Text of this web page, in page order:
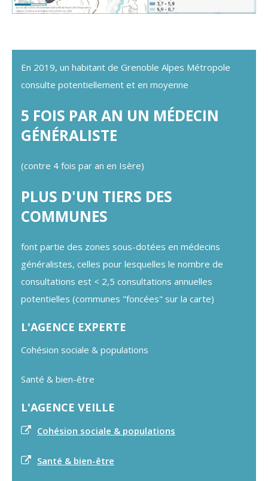
En 2019, un habitant de Grenoble Alpes Métropole
consulte potentiellement et en moyenne
5 FOIS PAR AN UN MÉDECIN
GÉNÉRALISTE
(contre 4 fois par an en Isère)
PLUS D'UN TIERS DES
COMMUNES
font partie des zones sous-dotées en médecins
généralistes, celles pour lesquelles le nombre de
consultations est < 2,5 consultations annuelles
potentielles (communes "foncées" sur la carte)​
L'AGENCE EXPERTE
Cohésion sociale & populations
Santé & bien-être
L'AGENCE VEILLE
Cohésion sociale & populations
Santé & bien-être